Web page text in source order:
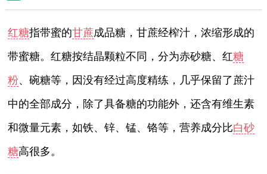
红糖指带蜜的甘蔗成品糖，甘蔗经榨汁，浓缩形成的
带蜜糖。红糖按结晶颗粒不同，分为赤砂糖、红糖
粉、碗糖等，因没有经过高度精练，几乎保留了蔗汁
中的全部成分，除了具备糖的功能外，还含有维生素
和微量元素，如铁、锌、锰、铬等，营养成分比白砂
糖高很多。